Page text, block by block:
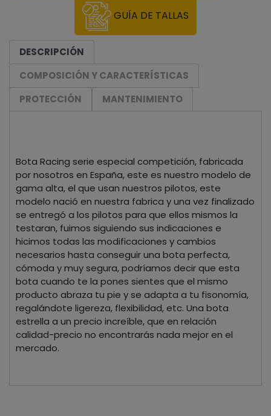
GUÍA DE TALLAS
DESCRIPCIÓN
COMPOSICIÓN Y CARACTERÍSTICAS
PROTECCIÓN
MANTENIMIENTO
Bota Racing serie especial competición, fabricada
por nosotros en España, este es nuestro modelo de
gama alta, el que usan nuestros pilotos, este
modelo nació en nuestra fabrica y una vez finalizado
se entregó a los pilotos para que ellos mismos la
testaran, fuimos siguiendo sus indicaciones e
hicimos todas las modificaciones y cambios
necesarios hasta conseguir una bota perfecta,
cómoda y muy segura, podríamos decir que esta
bota cuando te la pones sientes que el mismo
producto abraza tu pie y se adapta a tu fisonomía,
regalándote ligereza, flexibilidad, etc. Una bota
estrella a un precio increíble, que en relación
calidad-precio no encontrarás nada mejor en el
mercado.